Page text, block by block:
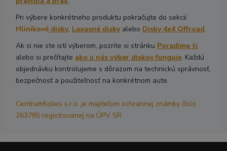
Pri výbere konkrétneho produktu pokračujte do sekcií
Hliníkové disky, Luxusné diskyalebo Disky 4x4 Offroad.
Ak si nie ste istí výberom, pozrite si stránku Poradíme ti
alebo si prečítajte ako u nás výber diskov funguje. Každú
objednávku kontrolujeme s dôrazom na technickú správnosť,
bezpečnosť a použiteľnosť na konkrétnom aute.
CentrumKolies s.r.o. je majiteľom ochrannej známky číslo
263785 registrovanej na ÚPV SR